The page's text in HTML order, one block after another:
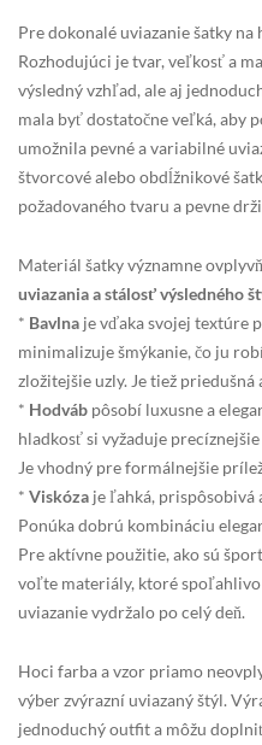
Pre dokonalé uviazanie šatky
Rozhodujúci je tvar, veľkosť a
výsledný vzhľad, ale aj
mala byť dostatočne veľká, aby
umožnila pevné a variabilné
štvorcové alebo obdĺžnikové
požadovaného tvaru a pevne
Materiál šatky významne
uviazania a stálosť výsledného
* Bavlna je vďaka svojej textúre
minimalizuje šmýkanie, čo ju
zložitejšie uzly. Je tiež priedušná
* Hodváb pôsobí luxusne a
hladkosť si vyžaduje
Je vhodný pre formálnejšie
* Viskóza je ľahká, prispôsobivá
Ponúka dobrú kombináciu
Pre aktívne použitie, ako sú
voľte materiály, ktoré spoľahlivo
uviazanie vydržalo po celý deň.
Hoci farba a vzor priamo
výber zvýrazní uviazaný štýl.
jednoduchý outfit a môžu